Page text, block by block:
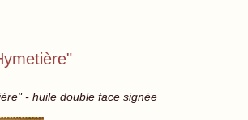
- huile double face signée